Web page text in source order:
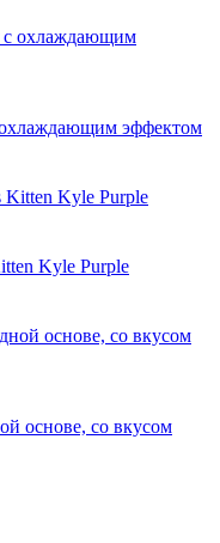
эффектом
Kyle Purple
основе, со вкусом